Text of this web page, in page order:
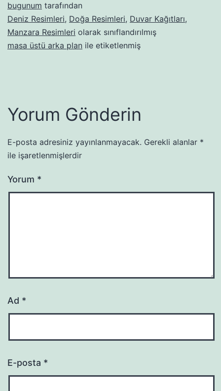
bugunum tarafından
Deniz Resimleri, Doğa Resimleri, Duvar Kağıtları,
Manzara Resimleri olarak sınıflandırılmış
masa üstü arka plan ile etiketlenmiş
Yorum Gönderin
E-posta adresiniz yayınlanmayacak. Gerekli alanlar *
ile işaretlenmişlerdir
Yorum *
Ad *
E-posta *